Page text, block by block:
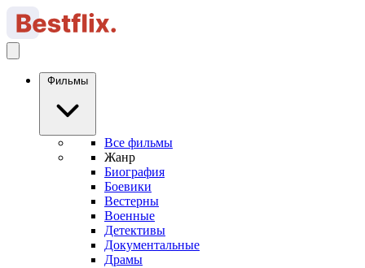
Фильмы
Все фильмы
Жанр
Биография
Боевики
Вестерны
Военные
Детективы
Документальные
Драмы